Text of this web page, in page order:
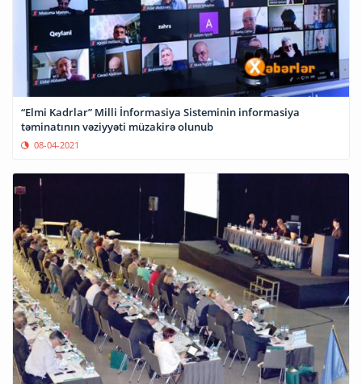
“Elmi Kadrlar” Milli İn­for­ma­siya Sisteminin informasiya
təminatının vəziyyəti müzakirə olunub
08-04-2021